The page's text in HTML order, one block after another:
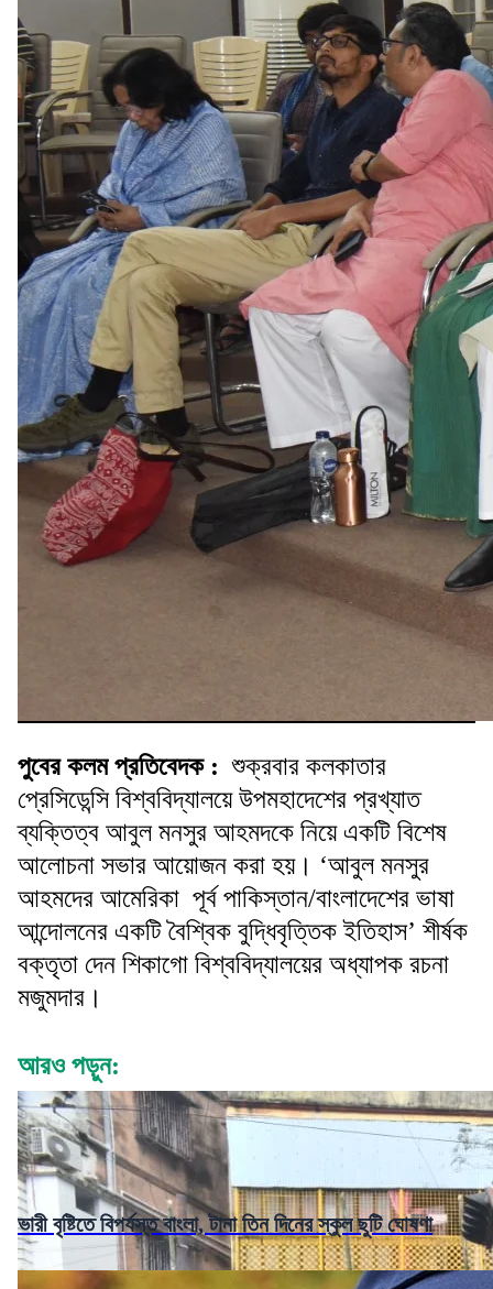
পুবের কলম প্রতিবেদক : শুক্রবার কলকাতার
প্রেসিডেন্সি বিশ্ববিদ্যালয়ে উপমহাদেশের প্রখ্যাত
ব্যক্তিত্ব আবুল মনসুর আহমদকে নিয়ে একটি বিশেষ
আলোচনা সভার আয়োজন করা হয়। ‘আবুল মনসুর
আহমদের আমেরিকা পূর্ব পাকিস্তান/বাংলাদেশের ভাষা
আন্দোলনের একটি বৈশ্বিক বুদ্ধিবৃত্তিক ইতিহাস’ শীর্ষক
বক্তৃতা দেন শিকাগো বিশ্ববিদ্যালয়ের অধ্যাপক রচনা
মজুমদার।
আরও পড়ুন:
ভারী বৃষ্টিতে বিপর্যস্ত বাংলা, টানা তিন দিনের স্কুল ছুটি ঘোষণা